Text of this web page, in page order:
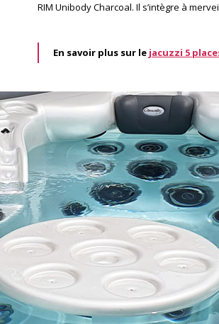
RIM Unibody Charcoal. Il s’intègre à
En savoir plus sur le jacuzzi 5